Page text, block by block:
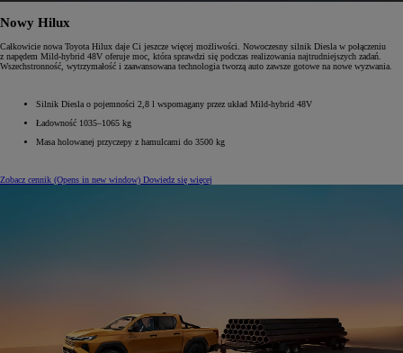
Nowy Hilux
Całkowicie nowa Toyota Hilux daje Ci jeszcze więcej możliwości. Nowoczesny silnik Diesla w połączeniu
z napędem Mild-hybrid 48V oferuje moc, która sprawdzi się podczas realizowania najtrudniejszych zadań.
Wszechstronność, wytrzymałość i zaawansowana technologia tworzą auto zawsze gotowe na nowe wyzwania.
Silnik Diesla o pojemności 2,8 l wspomagany przez układ Mild-hybrid 48V
Ładowność 1035–1065 kg
Masa holowanej przyczepy z hamulcami do 3500 kg
Zobacz cennik (Opens in new window) Dowiedz się więcej